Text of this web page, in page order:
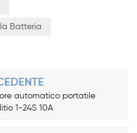
Batteria
automatico portatile
1-24S 10A